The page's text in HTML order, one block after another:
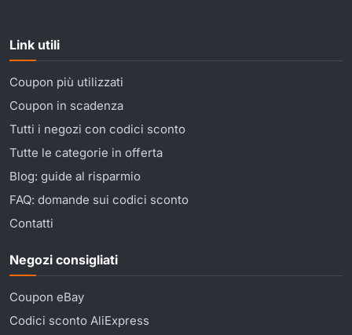
Link utili
Coupon più utilizzati
Coupon in scadenza
Tutti i negozi con codici sconto
Tutte le categorie in offerta
Blog: guide al risparmio
FAQ: domande sui codici sconto
Contatti
Negozi consigliati
Coupon eBay
Codici sconto AliExpress